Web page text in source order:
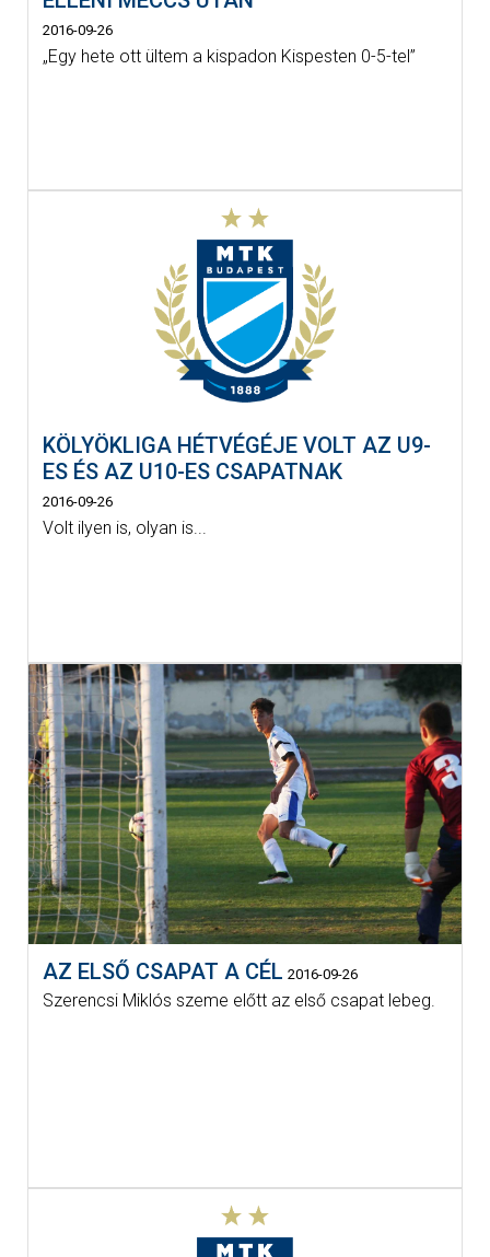
2016-09-26
„Egy hete ott ültem a kispadon Kispesten 0-5-tel”
KÖLYÖKLIGA HÉTVÉGÉJE VOLT AZ U9-
ES ÉS AZ U10-ES CSAPATNAK
2016-09-26
Volt ilyen is, olyan is...
AZ ELSŐ CSAPAT A CÉL 2016-09-26
Szerencsi Miklós szeme előtt az első csapat lebeg.